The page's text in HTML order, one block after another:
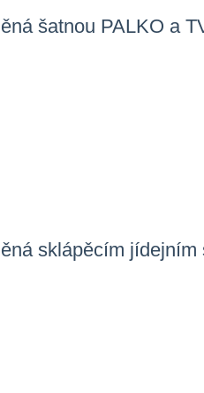
šatnou PALKO a
sklápěcím jídejním